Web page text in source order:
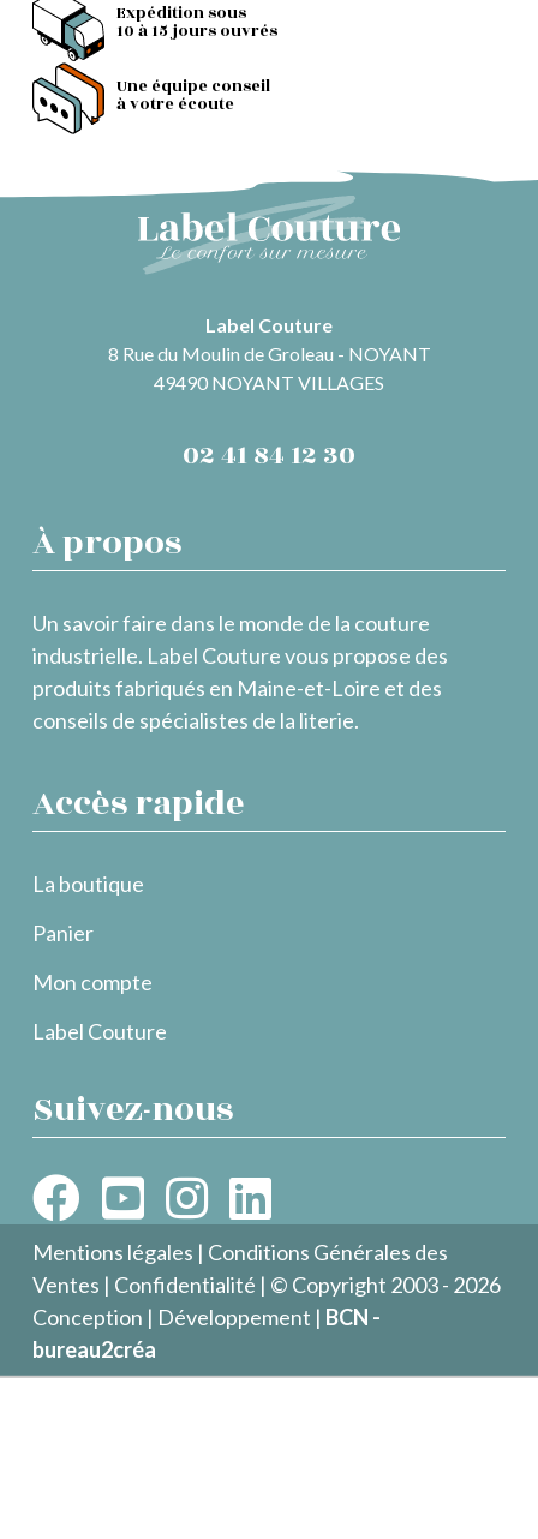
Expédition sous
10 à 15 jours ouvrés
Une équipe conseil
à votre écoute
Label Couture
8 Rue du Moulin de Groleau - NOYANT
49490 NOYANT VILLAGES
02 41 84 12 30
À propos
Un savoir faire dans le monde de la couture
industrielle. Label Couture vous propose des
produits fabriqués en Maine-et-Loire et des
conseils de spécialistes de la literie.
Accès rapide
La boutique
Panier
Mon compte
Label Couture
Suivez-nous
Mentions légales | Conditions Générales des
Ventes | Confidentialité | © Copyright 2003 - 2026
Conception | Développement | BCN -
bureau2créa